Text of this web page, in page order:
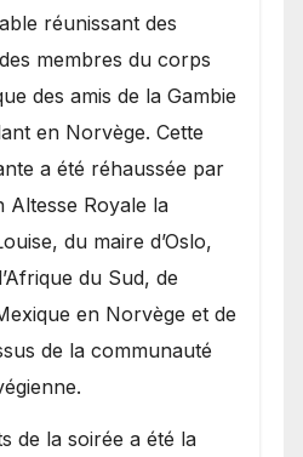
réunissant des
membres du corps
des amis de la Gambie
en Norvège. Cette
a été réhaussée par
Altesse Royale la
du maire d’Oslo,
du Sud, de
en Norvège et de
de la communauté
de la soirée a été la